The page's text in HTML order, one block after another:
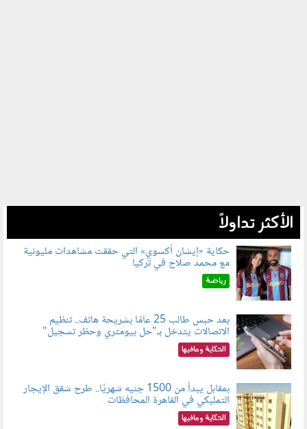
الأكثر تداولاً
080802.jpg
حكاية «إيشان أكسوي» التي حققت مشاهدات مليونية
مع محمد صلاح في تركيا
رياضة
080803.jpg
بعد حبس طالب 25 عامًا بشريحة هاتف.. تنظيم
الاتصالات يتدخل بـ"حل بيومتري وحظر تسجيل"
الحكاية ومافيها
080801.jpg
بمقابل يبدأ من 1500 جنيه شهريًا.. طرح شقق الإيجار
التمليكي في القاهرة المحافظات
الحكاية ومافيها